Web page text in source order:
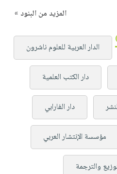
المزيد من البنود »
الدار العربية للعلوم ناشرون
دار الكتب العلمية
دار الفارابي
مؤسسة الإنتشار العربي
والترجمة